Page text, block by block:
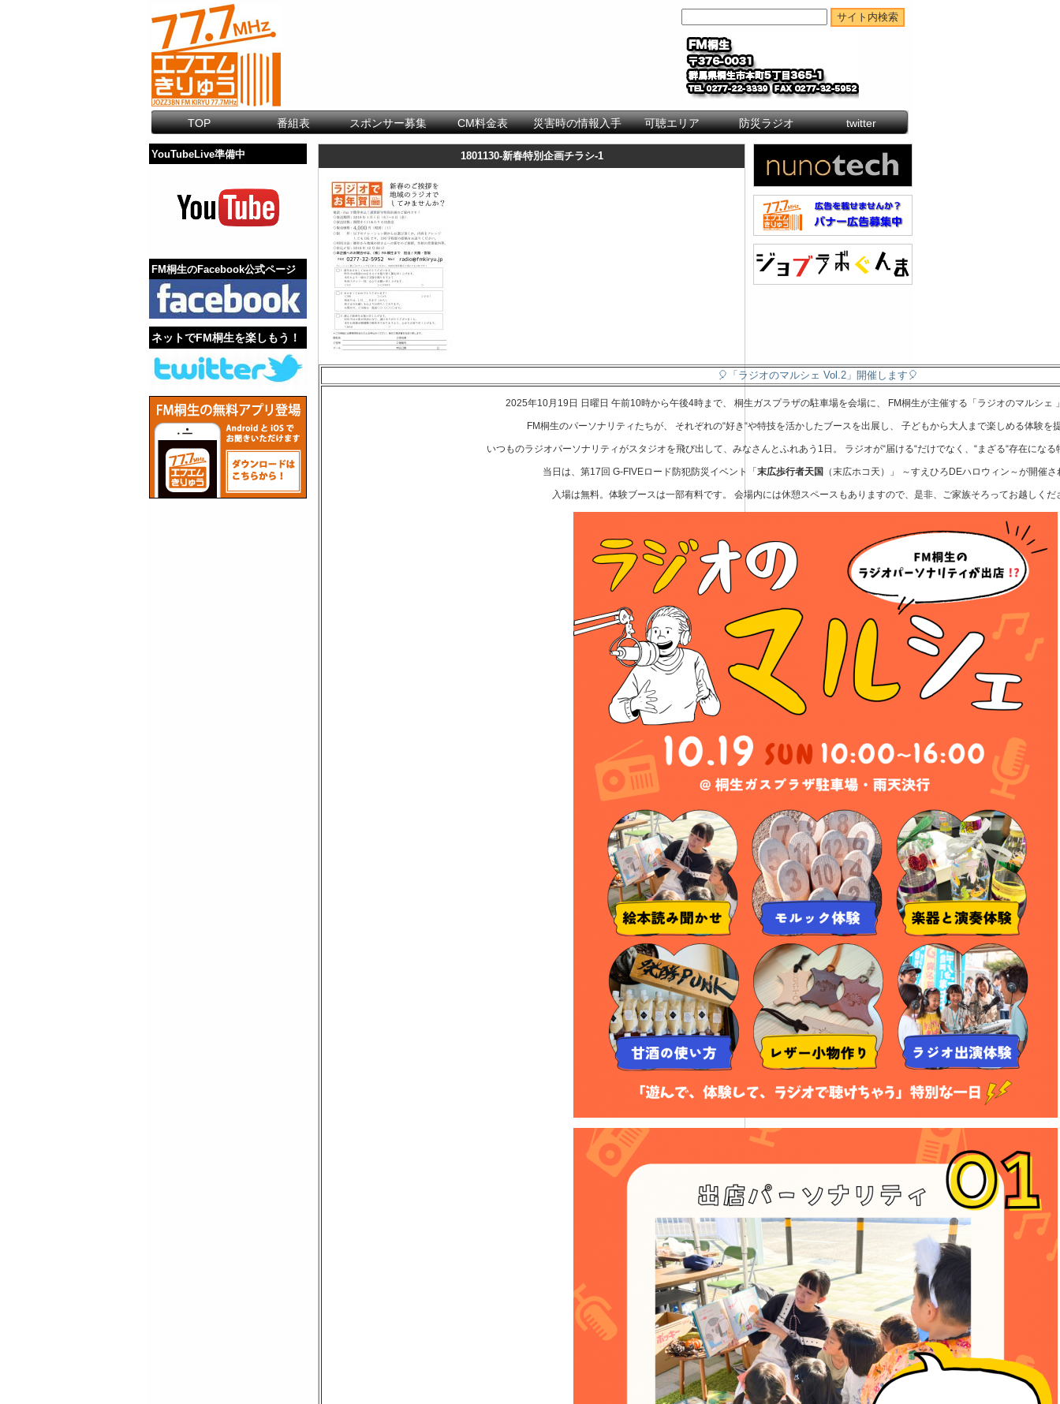
TOP 番組表 スポンサー募集 CM料金表 災害時の情報入手 可聴エリア 防災ラジオ twitter
YouTubeLive準備中
FM桐生のFacebook公式ページ
ネットでFM桐生を楽しもう！
1801130-新春特別企画チラシ-1
🎈「ラジオのマルシェ Vol.2」開催します🎈
2025年10月19日 日曜日 午前10時から午後4時まで、 桐生ガスプラザの駐車場を会場に、 FM桐生が主催する「ラジオのマルシェ
FM桐生のパーソナリティたちが、 それぞれの“好き“や特技を活かしたブースを出展し、 子どもから大人まで楽しめる体験を
いつものラジオパーソナリティがスタジオを飛び出して、みなさんとふれあう1日。 ラジオが“届ける“だけでなく、“まざる“存在にな
当日は、第17回 G-FIVEロード防犯防災イベント「 末広歩行者天国 （末広ホコ天）」 ～すえひろDEハロウィン～が開催
入場は無料。体験ブースは一部有料です。 会場内には休憩スペースもありますので、是非、ご家族そろってお越しく